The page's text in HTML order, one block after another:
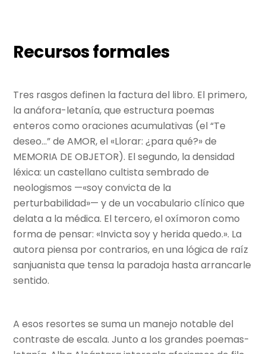
Recursos formales
Tres rasgos definen la factura del libro. El primero,
la anáfora-letanía, que estructura poemas
enteros como oraciones acumulativas (el “Te
deseo…” de AMOR, el «Llorar: ¿para qué?» de
MEMORIA DE OBJETOR). El segundo, la densidad
léxica: un castellano cultista sembrado de
neologismos —«soy convicta de la
perturbabilidad»— y de un vocabulario clínico que
delata a la médica. El tercero, el oxímoron como
forma de pensar: «Invicta soy y herida quedo.». La
autora piensa por contrarios, en una lógica de raíz
sanjuanista que tensa la paradoja hasta arrancarle
sentido.
A esos resortes se suma un manejo notable del
contraste de escala. Junto a los grandes poemas-